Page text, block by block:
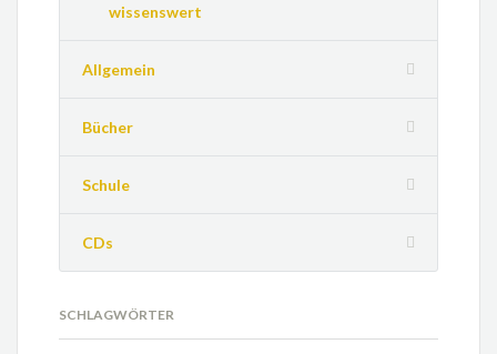
wissenswert
Allgemein
Bücher
Schule
CDs
SCHLAGWÖRTER